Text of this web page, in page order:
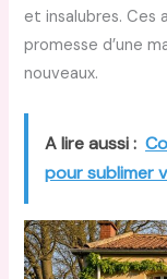
et insalubres. Ces
promesse d’une
nouveaux.
A lire aussi :
pour sublimer